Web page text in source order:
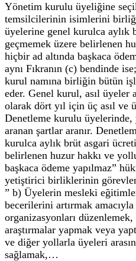
Yönetim kurulu üyeliğine
temsilcilerinin isimlerini
üyelerine genel kurulca aylık
geçmemek üzere belirlenen
hiçbir ad altında başkaca
aynı Fıkranın (c) bendinde
kurul namına birliğin bütün
eder. Genel kurul, asıl üyeler
olarak dört yıl için üç asıl ve
Denetleme kurulu
aranan şartlar aranır.
kurulca aylık brüt asgari
belirlenen huzur hakkı ve
başkaca ödeme yapılmaz”
yetiştirici birliklerinin
” b) Üyelerin mesleki
becerilerini artırmak
organizasyonları
araştırmalar yapmak veya
ve diğer yollarla üyeleri
sağlamak,…